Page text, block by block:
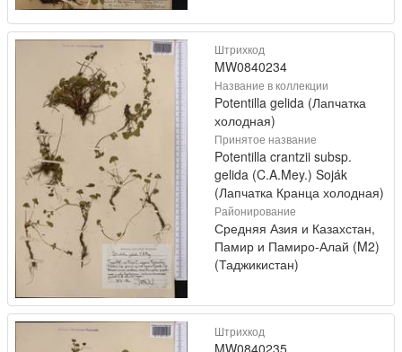
Штрихкод
MW0840234
Название в коллекции
Potentilla gelida (Лапчатка
холодная)
Принятое название
Potentilla crantzii subsp.
gelida (C.A.Mey.) Soják
(Лапчатка Кранца холодная)
Районирование
Средняя Азия и Казахстан,
Памир и Памиро-Алай (M2)
(Таджикистан)
Штрихкод